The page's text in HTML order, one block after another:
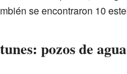
se encontraron 10
pozos de